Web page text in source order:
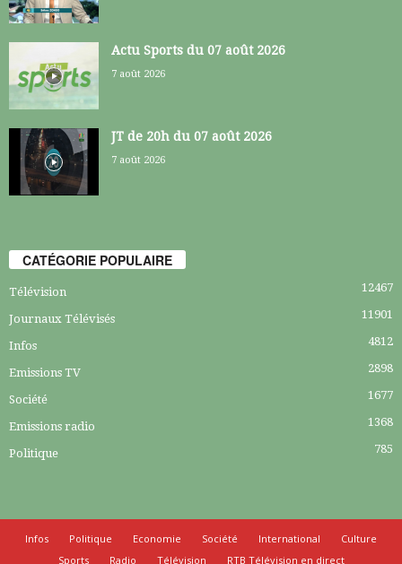
Actu Sports du 07 août 2026
7 août 2026
JT de 20h du 07 août 2026
7 août 2026
CATÉGORIE POPULAIRE
Télévision 12467
Journaux Télévisés 11901
Infos 4812
Emissions TV 2898
Société 1677
Emissions radio 1368
Politique 785
Infos Politique Economie Société International
Culture
Sports
Radio Télévision RTB Télévision en direct